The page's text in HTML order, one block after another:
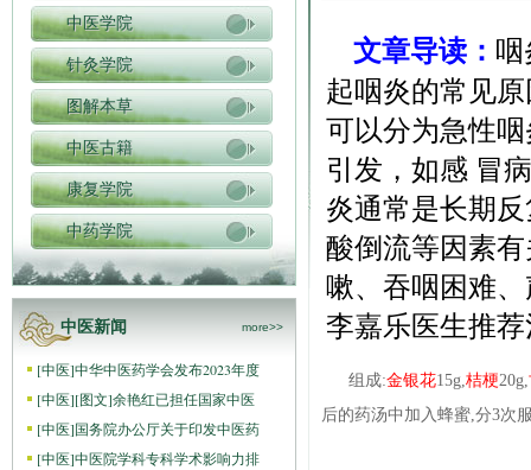
中医学院
针灸学院
图解本草
中医古籍
康复学院
中药学院
中医新闻 more>>
[中医]中华中医药学会发布2023年度
[中医][图文]余艳红已担任国家中医
[中医]国务院办公厅关于印发中医药
[中医]中医院学科专科学术影响力排
文章导读：
起咽炎的常见
可以分为急性
引发，如感 冒
炎通常是长期
酸倒流等因素
嗽、吞咽困难
李嘉乐医生推
组成:金银花15g,桔梗20g,
后的药汤中加入蜂蜜,分3次